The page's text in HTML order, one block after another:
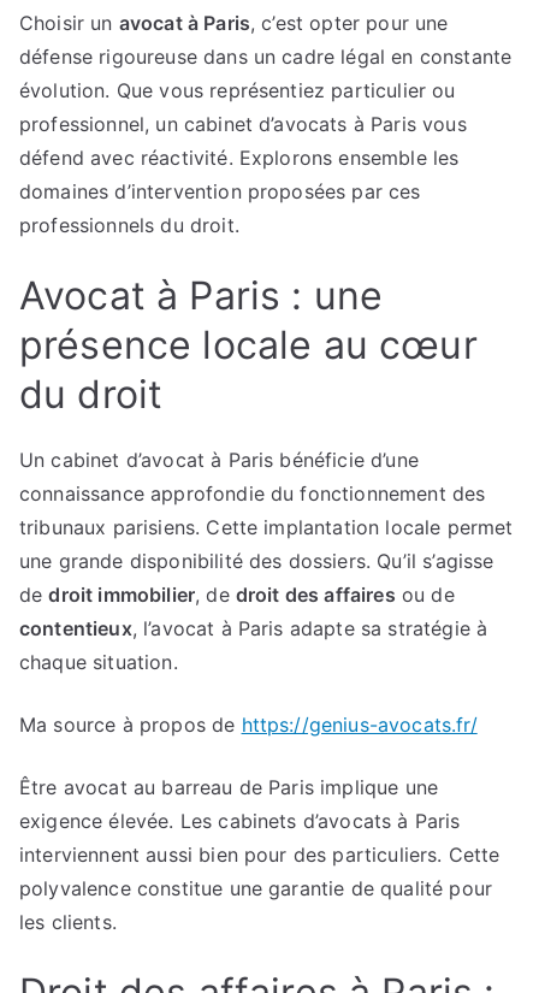
Paris
:
accompagnement
juridique
de
Choisir un avocat à Paris, c’est opter pour une
défense rigoureuse dans un cadre légal en constante
évolution. Que vous représentiez particulier ou
professionnel, un cabinet d’avocats à Paris vous
défend avec réactivité. Explorons ensemble les
domaines d’intervention proposées par ces
professionnels du droit.
Avocat à Paris : une
présence locale au cœur
du droit
Un cabinet d’avocat à Paris bénéficie d’une
connaissance approfondie du fonctionnement des
tribunaux parisiens. Cette implantation locale permet
une grande disponibilité des dossiers. Qu’il s’agisse
dedroit immobilier, de droit des affaires ou de
contentieux, l’avocat à Paris adapte sa stratégie à
chaque situation.
Ma source à propos de https://genius-avocats.fr/
Être avocat au barreau de Paris implique une
exigence élevée. Les cabinets d’avocats à Paris
interviennent aussi bien pour des particuliers. Cette
polyvalence constitue une garantie de qualité pour
les clients.